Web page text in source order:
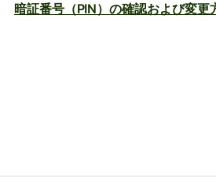
暗証番号（PIN）の確認および変更